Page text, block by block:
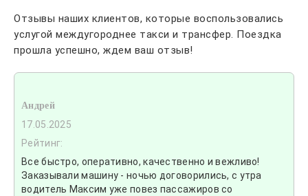
Отзывы наших клиентов, которые воспользовались
услугой междугороднее такси и трансфер. Поездка
прошла успешно, ждем ваш отзыв!
Андрей
17.05.2025
Рейтинг:
Все быстро, оперативно, качественно и вежливо!
Заказывали машину - ночью договорились, с утра
водитель Максим уже повез пассажиров со